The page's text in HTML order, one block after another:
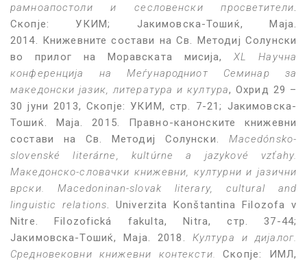
рамноапостоли и сесловенски просветители
Скопје: УКИМ; Јакимовска-Тошиќ, Маја.
2014. Книжевните состави на Св. Методиј Солунски
во прилог на Моравската мисија,XL Научна
конференција на Меѓународниот Семинар за
македонски јазик, литература и култура, Охрид 29 –
30 јуни 2013, Скопје: УКИМ, стр. 7-21; Јакимовска-
Тошиќ. Маја. 2015. Правно-канонските книжевни
состави на Св. Методиј Солунски. Macedónsko-
slovenské literárne, kultúrne a jazykové vzťahy.
Македонско-словачки книжевни, културни и јазични
врски. Macedoninan-slovak literary, cultural and
linguistic relations . Univerzita Konštantina Filozofa v
Nitre. Filozofická fakulta, Nitra, стр. 37-44;
Јакимовска-Тошиќ, Маја. 2018. Култура и дијалог.
Средновековни книжевни контексти.
Скопје: ИМЛ,